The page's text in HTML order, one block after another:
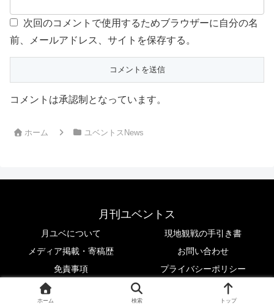
次回のコメントで使用するためブラウザーに自分の名
前、メールアドレス、サイトを保存する。
コメントは承認制となっています。
ホーム ユベントスNews
月刊ユベントス
月ユベについて
現地観戦の手引き書
メディア掲載・寄稿歴
お問い合わせ
免責事項
プライバシーポリシー
© 2017 月刊ユベントス.
ホーム 検索 トップ